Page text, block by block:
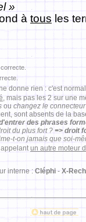
»
à tous les
donne rien : c'est
, mais pas les 2 sur une
ou changez le
sont absents de la
des phrases
du plus fort ? => droit
t-on jamais que soi-
appelantun autre moteur
interne : Cléphi - X-